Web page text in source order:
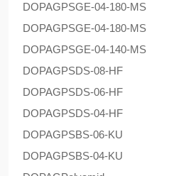
DOPAGPSGE-04-180-MS
DOPAGPSGE-04-180-MS
DOPAGPSGE-04-140-MS
DOPAGPSDS-08-HF
DOPAGPSDS-06-HF
DOPAGPSDS-04-HF
DOPAGPSBS-06-KU
DOPAGPSBS-04-KU